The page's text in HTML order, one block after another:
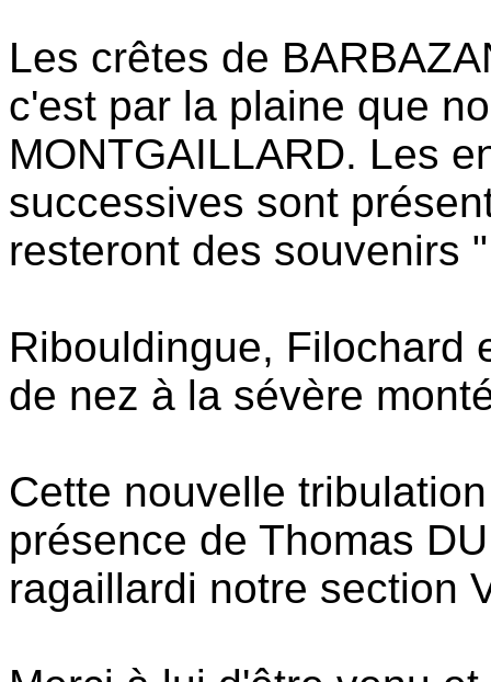
‌Les crêtes de
c'est par la plaine que
MONTGAILLARD. Les
successives sont
resteront des souvenirs
Ribouldingue, Filochard
de nez à la sévère
Cette nouvelle
présence de Thomas
ragaillardi notre section